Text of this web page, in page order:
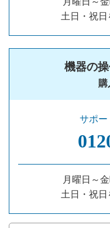
土日・祝日
機器の
購
サポー
月曜日～
土日・祝日